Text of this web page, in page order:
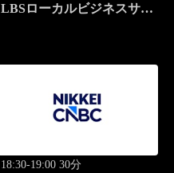
LBSローカルビジネスサテ
18:30-19:00 30分